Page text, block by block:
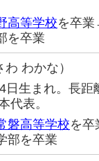
高等学校を卒
を卒業
わ わかな）
日生まれ。長距
代表。
磐高等学校を
部を卒業